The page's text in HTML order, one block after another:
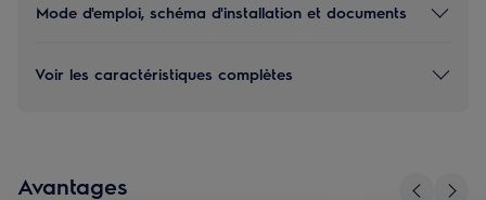
Mode d'emploi, schéma d'installation et documents
Voir les caractéristiques complètes
Avantages